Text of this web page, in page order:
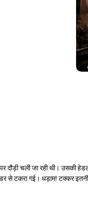
चली जा रही थी। उसकी
टकरा गई। धड़ाम! टक्कर इतनी